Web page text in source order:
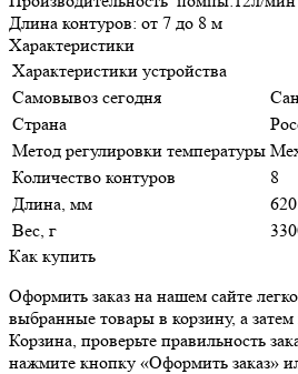
Длина контуров: от 7 до 8 м
Характеристики
Характеристики устройства
Самовывоз сегодня
Страна
Метод регулировки температуры
Количество контуров
8
Длина, мм
620
Вес, г
Как купить
Оформить заказ на нашем сайте
выбранные товары в корзину, а
Корзина, проверьте правильность
нажмите кнопку «Оформить заказ»